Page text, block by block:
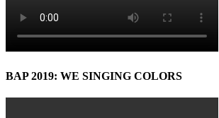
BAP 2019: WE SINGING COLORS